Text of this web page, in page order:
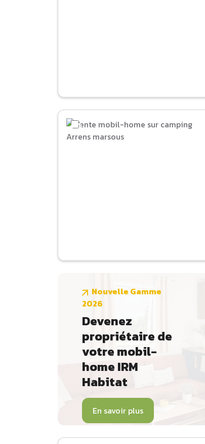
Nouvelle Gamme
2026
Devenez
propriétaire de
votre mobil-
home IRM
Habitat
En savoir plus